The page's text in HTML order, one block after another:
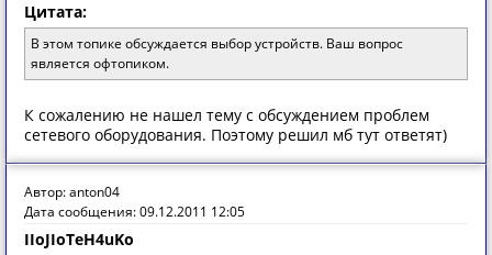
Цитата:
В этом топике обсуждается выбор устройств. Ваш вопрос
является офтопиком.
К сожалению не нашел тему с обсуждением проблем
сетевого оборудования. Поэтому решил мб тут ответят)
Автор: anton04
Дата сообщения: 09.12.2011 12:05
IIoJIoTeH4uKo